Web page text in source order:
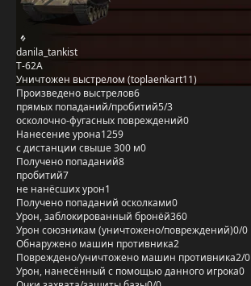
danila_tankist
Т-62А
Уничтожен выстрелом (toplaenkart11)
Произведено выстрелов6
прямых попаданий/пробитий5/3
осколочно-фугасных повреждений0
Нанесение урона1259
с дистанции свыше 300 м0
Получено попаданий8
пробитий7
не нанёсших урон1
Получено попаданий осколками0
Урон, заблокированный бронёй360
Урон союзникам (уничтожено/повреждений)0/0
Обнаружено машин противника2
Повреждено/уничтожено машин противника2/0
Урон, нанесённый с помощью данного игрока0